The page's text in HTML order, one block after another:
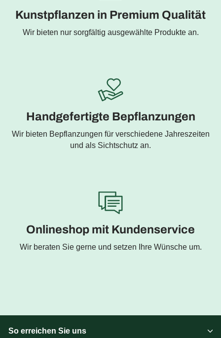
Kunstpflanzen in Premium Qualität
Wir bieten nur sorgfältig ausgewählte Produkte an.
Handgefertigte Bepflanzungen
Wir bieten Bepflanzungen für verschiedene Jahreszeiten
und als Sichtschutz an.
Onlineshop mit Kundenservice
Wir beraten Sie gerne und setzen Ihre Wünsche um.
So erreichen Sie uns